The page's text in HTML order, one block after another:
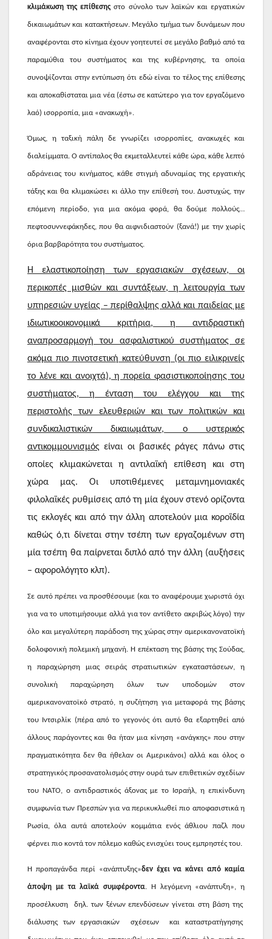
κλιμάκωση της επίθεσης στο σύνολο των λαϊκών και εργατικών
δικαιωμάτων και κατακτήσεων. Μεγάλο τμήμα των δυνάμεων που
αναφέρονται στο κίνημα έχουν γοητευτεί σε μεγάλο βαθμό από τα
παραμύθια του συστήματος και της κυβέρνησης, τα οποία
συνοψίζονται στην εντύπωση ότι εδώ είναι το τέλος της επίθεσης
και αποκαθίσταται μια νέα (έστω σε κατώτερο για τον εργαζόμενο
λαό) ισορροπία, μια «ανακωχή».
Όμως, η ταξική πάλη δε γνωρίζει ισορροπίες, ανακωχές και
διαλείμματα. Ο αντίπαλος θα εκμεταλλευτεί κάθε ώρα, κάθε λεπτό
αδράνειας του κινήματος, κάθε στιγμή αδυναμίας της εργατικής
τάξης και θα κλιμακώσει κι άλλο την επίθεσή του. Δυστυχώς, την
επόμενη περίοδο, για μια ακόμα φορά, θα δούμε πολλούς…
πεφτοσυννεφάκηδες, που θα αιφνιδιαστούν (ξανά!) με την χωρίς
όρια βαρβαρότητα του συστήματος.
Η ελαστικοποίηση των εργασιακών σχέσεων, οι
περικοπές μισθών και συντάξεων, η λειτουργία των
υπηρεσιών υγείας – περίθαλψης αλλά και παιδείας με
ιδιωτικοοικονομικά κριτήρια, η αντιδραστική
αναπροσαρμογή του ασφαλιστικού συστήματος σε
ακόμα πιο πινοτσετική κατεύθυνση (οι πιο ειλικρινείς
το λένε και ανοιχτά), η πορεία φασιστικοποίησης του
συστήματος, η ένταση του ελέγχου και της
περιστολής των ελευθεριών και των πολιτικών και
συνδικαλιστικών δικαιωμάτων, ο υστερικός
αντικομμουνισμός είναι οι βασικές ράγες πάνω στις
οποίες κλιμακώνεται η αντιλαϊκή επίθεση και στη
χώρα μας. Οι υποτιθέμενες μεταμνημονιακές
φιλολαϊκές ρυθμίσεις από τη μία έχουν στενό ορίζοντα
τις εκλογές και από την άλλη αποτελούν μια κοροϊδία
καθώς ό,τι δίνεται στην τσέπη των εργαζομένων στη
μία τσέπη θα παίρνεται διπλό από την άλλη (αυξήσεις
– αφορολόγητο κλπ).
Σε αυτό πρέπει να προσθέσουμε (και το αναφέρουμε χωριστά όχι
για να το υποτιμήσουμε αλλά για τον αντίθετο ακριβώς λόγο) την
όλο και μεγαλύτερη παράδοση της χώρας στην αμερικανονατοϊκή
δολοφονική πολεμική μηχανή. Η επέκταση της βάσης της Σούδας,
η παραχώρηση μιας σειράς στρατιωτικών εγκαταστάσεων, η
συνολική παραχώρηση όλων των υποδομών στον
αμερικανονατοϊκό στρατό, η συζήτηση για μεταφορά της βάσης
του Ιντσιρλίκ (πέρα από το γεγονός ότι αυτό θα εξαρτηθεί από
άλλους παράγοντες και θα ήταν μια κίνηση «ανάγκης» που στην
πραγματικότητα δεν θα ήθελαν οι Αμερικάνοι) αλλά και όλος ο
στρατηγικός προσανατολισμός στην ουρά των επιθετικών σχεδίων
του ΝΑΤΟ, ο αντιδραστικός άξονας με το Ισραήλ, η επικίνδυνη
συμφωνία των Πρεσπών για να περικυκλωθεί πιο αποφασιστικά η
Ρωσία, όλα αυτά αποτελούν κομμάτια ενός άθλιου παζλ που
φέρνει πιο κοντά τον πόλεμο καθώς ενισχύει τους εμπρηστές του.
Η προπαγάνδα περί «ανάπτυξης»δεν έχει να κάνει από καμία
άποψη με τα λαϊκά συμφέροντα. Η λεγόμενη «ανάπτυξη», η
προσέλκυση δηλ. των ξένων επενδύσεων γίνεται στη βάση της
διάλυσης των εργασιακών σχέσεων και καταστρατήγησης